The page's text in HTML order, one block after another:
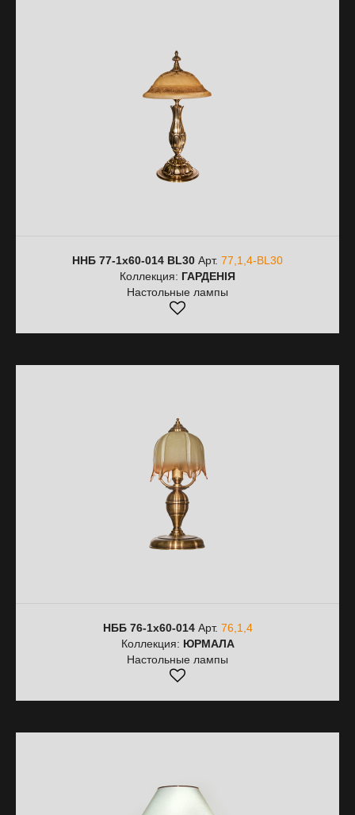
ННБ 77-1х60-014 BL30 Арт. 77,1,4-BL30
Коллекция: ГАРДЕНІЯ
Настольные лампы
НББ 76-1х60-014Арт. 76,1,4
Коллекция: ЮРМАЛА
Настольные лампы